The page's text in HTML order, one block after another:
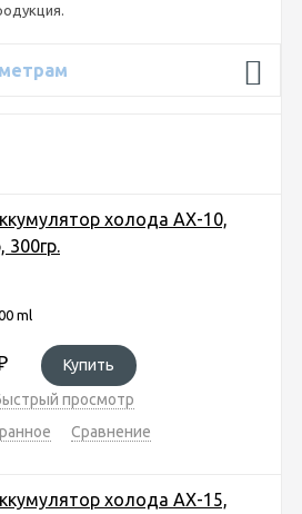
холода AX-10,
300гр.
ml
Купить
просмотр
Сравнение
холода AX-15,